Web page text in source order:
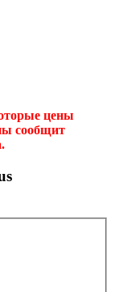
цены
сообщит